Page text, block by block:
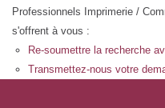
Professionnels Imprimerie /
s'offrent à vous :
Re-soumettre la recherche
Transmettez-nous votre